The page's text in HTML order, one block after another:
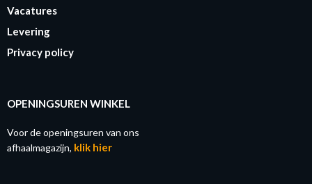
Vacatures
Levering
Privacy policy
OPENINGSUREN WINKEL
Voor de openingsuren van ons
afhaalmagazijn, klik hier